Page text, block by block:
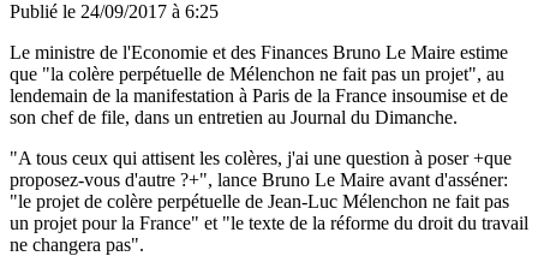
Publié le 24/09/2017 à 6:25
Le ministre de l'Economie et des Finances Bruno Le Maire estime
que "la colère perpétuelle de Mélenchon ne fait pas un projet", au
lendemain de la manifestation à Paris de la France insoumise et de
son chef de file, dans un entretien au Journal du Dimanche.
"A tous ceux qui attisent les colères, j'ai une question à poser +que
proposez-vous d'autre ?+", lance Bruno Le Maire avant d'asséner:
"le projet de colère perpétuelle de Jean-Luc Mélenchon ne fait pas
un projet pour la France" et "le texte de la réforme du droit du travail
ne changera pas".